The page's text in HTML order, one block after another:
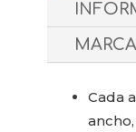
MARCA
Cada